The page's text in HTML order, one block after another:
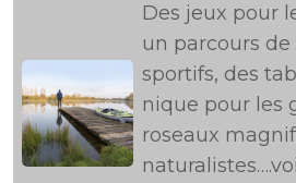
Des jeux pour
un parcours
sportifs, des
nique pour les
roseaux